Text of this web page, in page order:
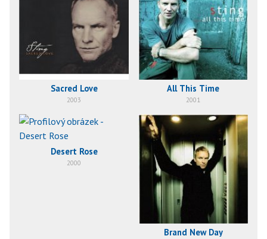
Sacred Love
2003
All This Time
2001
Desert Rose
2000
Brand New Day